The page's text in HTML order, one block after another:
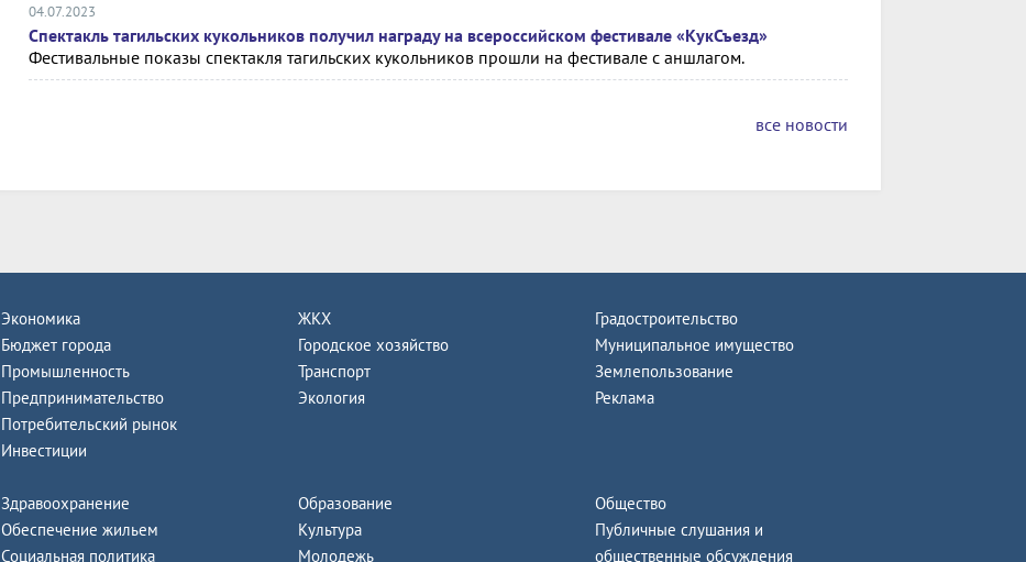
04.07.2023
Спектакль тагильских кукольников получил награду на всероссийском фестивале «КукСъезд»
Фестивальные показы спектакля тагильских кукольников прошли на фестивале с аншлагом.
все новости
Экономика
Бюджет города
Промышленность
Предпринимательство
Потребительский рынок
Инвестиции
ЖКХ
Городское хозяйство
Транспорт
Экология
Градостроительство
Муниципальное имущество
Землепользование
Реклама
Здравоохранение
Обеспечение жильем
Социальная политика
Образование
Культура
Молодежь
Общество
Публичные слушания и
общественные обсуждения